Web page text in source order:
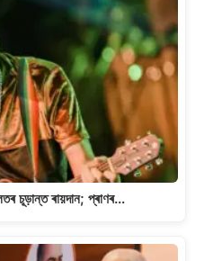
চূড়ান্ত ৰায়দান; প্ৰাণৰ…